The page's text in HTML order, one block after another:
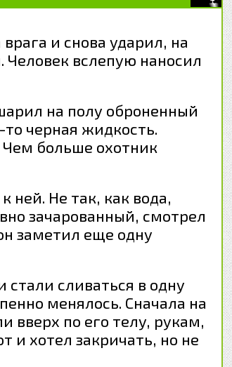
и снова ударил, на
Человек вслепую наносил
на полу оброненный
то черная жидкость.
Чем больше охотник
ней. Не так, как вода,
зачарованный, смотрел
заметил еще одну
стали сливаться в одну
менялось. Сначала на
вверх по его телу, рукам,
и хотел закричать, но не